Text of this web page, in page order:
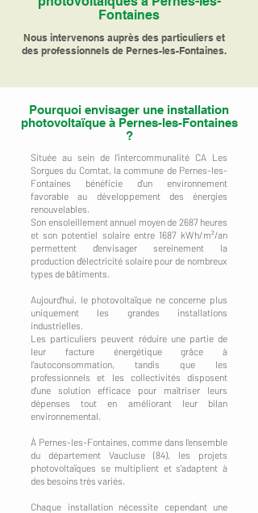
Fontaines
Nous intervenons auprès des particuliers et
des professionnels de Pernes-les-Fontaines.
Pourquoi envisager une installation
photovoltaïque à Pernes-les-Fontaines
?
Située au sein de l'intercommunalité CA Les
Sorgues du Comtat, la commune de Pernes-les-
Fontaines bénéficie d'un environnement
favorable au développement des énergies
renouvelables.
Son ensoleillement annuel moyen de 2687 heures
et son potentiel solaire entre 1687 kWh/m²/an
permettent d'envisager sereinement la
production d'électricité solaire pour de nombreux
types de bâtiments.
Aujourd'hui, le photovoltaïque ne concerne plus
uniquement les grandes installations
industrielles.
Les particuliers peuvent réduire une partie de
leur facture énergétique grâce à
l'autoconsommation, tandis que les
professionnels et les collectivités disposent
d'une solution efficace pour maîtriser leurs
dépenses tout en améliorant leur bilan
environnemental.
À Pernes-les-Fontaines, comme dans l'ensemble
du département Vaucluse (84), les projets
photovoltaïques se multiplient et s'adaptent à
des besoins très variés.
Chaque installation nécessite cependant une